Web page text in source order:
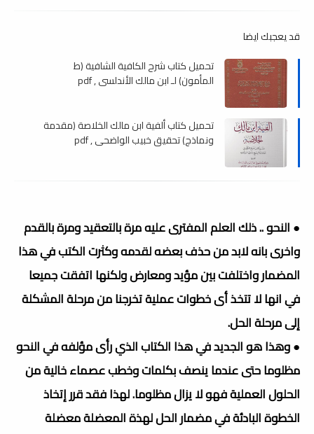
قد يعجبك ايضا
تحميل كتاب شرح الكافية الشافية (ط
المأمون) لـ ابن مالك الأندلسي , pdf
تحميل كتاب ألفية ابن مالك الخلاصة (مقدمة
ونماذج) تحقيق خبيب الواضحي , pdf
● النحو .. ذلك العلم المفترى عليه مرة بالتعقيد ومرة بالقدم
واخرى بانه لابد من حذف بعضه لقدمه وكثرت الكتب في هذا
المضمار واختلفت بين مؤيد ومعارض ولكنها اتفقت جميعا
في انها لا تتخذ أى خطوات عملية تخرجنا من مرحلة المشكلة
إلى مرحلة الحل.
● وهذا هو الجديد في هذا الكتاب الذي رأى مؤلفه في النحو
مظلوما حتى عندما ينصف بكلمات وخطب عصماء خالية من
الحلول العملية فهو لا يزال مظلوما. لهذا فقد قرر إتخاذ
الخطوة البادئة في مضمار الحل لهذة المعضلة معضلة